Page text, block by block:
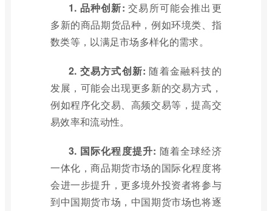
1. 品种创新: 交易所可能会推出更
多新的商品期货品种，例如环境类、指
数类等，以满足市场多样化的需求。
2. 交易方式创新: 随着金融科技的
发展，可能会出现更多新的交易方式，
例如程序化交易、高频交易等，提高交
易效率和流动性。
3. 国际化程度提升: 随着全球经济
一体化，商品期货市场的国际化程度将
会进一步提升，更多境外投资者将参与
到中国期货市场，中国期货市场也将逐